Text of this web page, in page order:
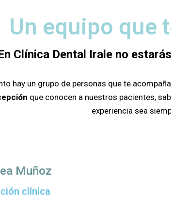
Un equipo que
Clínica Dental Irale no
hay un grupo de personas que te
que conocen a nuestros pacientes,
experiencia sea
Muñoz
clínica